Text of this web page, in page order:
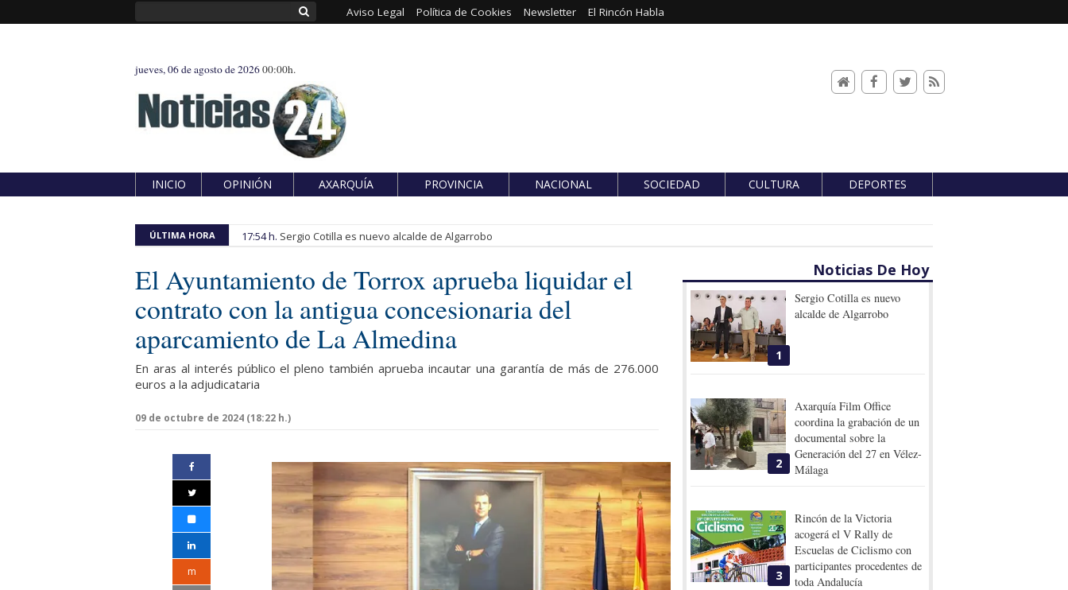
Aviso Legal Política de Cookies Newsletter El Rincón Habla
jueves, 06 de agosto de 202600:00h.
INICIO OPINIÓN AXARQUÍA PROVINCIA NACIONAL SOCIEDAD CULTURA DEPORTES
ÚLTIMA HORA 17:54 h. Sergio Cotilla es nuevo alcalde de Algarrobo
El Ayuntamiento de Torrox aprueba liquidar el
contrato con la antigua concesionaria del
aparcamiento de La Almedina
En aras al interés público el pleno también aprueba incautar una garantía de más de 276.000
euros a la adjudicataria
09 de octubre de 2024 (18:22 h.)
m
Noticias De Hoy
1
Sergio Cotilla es nuevo
alcalde de Algarrobo
2
Axarquía Film Office
coordina la grabación de un
documental sobre la
Generación del 27 en Vélez-
Málaga
3
Rincón de la Victoria
acogerá el V Rally de
Escuelas de Ciclismo con
participantes procedentes de
toda Andalucía